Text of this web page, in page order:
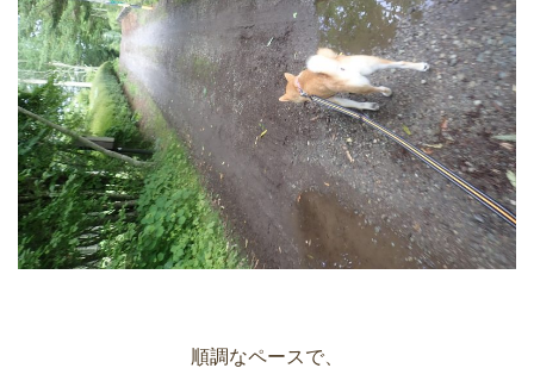
順調なペースで、